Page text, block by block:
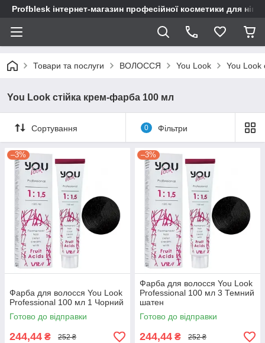
Profblesk інтернет-магазин професійної косметики для
Товари та послуги ВОЛОССЯ You Look You Look
You Look стійка крем-фарба 100 мл
Сортування 0 Фільтри
–3%
Фарба для волосся You Look
Professional 100 мл 1 Чорний
Готово до відправки
244,44 ₴ 252 ₴
–3%
Фарба для волосся You Look
Professional 100 мл 3 Темний
шатен
Готово до відправки
244,44 ₴ 252 ₴